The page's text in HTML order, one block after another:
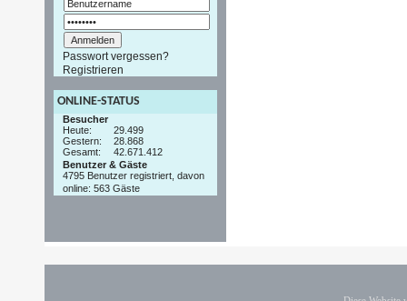
Passwort vergessen?
Registrieren
ONLINE-STATUS
Besucher
Heute:
29.499
Gestern:
28.868
Gesamt:
42.671.412
Benutzer & Gäste
4795 Benutzer registriert, davon
online: 563 Gäste